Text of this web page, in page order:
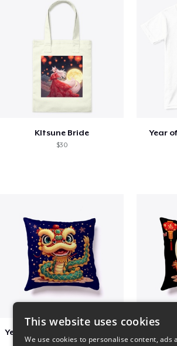
KItsune Bride
$30
Year
$29
This website uses cookies
We use cookies to personalise content, ads